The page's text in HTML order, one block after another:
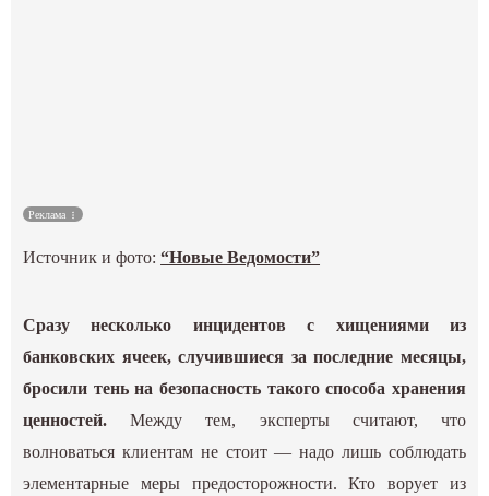
Спецпроекты
Реклама
Источник и фото:“Новые Ведомости”
Сразу несколько инцидентов с хищениями из
банковских ячеек, случившиеся за последние месяцы,
бросили тень на безопасность такого способа хранения
ценностей.Между тем, эксперты считают, что
волноваться клиентам не стоит — надо лишь соблюдать
элементарные меры предосторожности. Кто ворует из